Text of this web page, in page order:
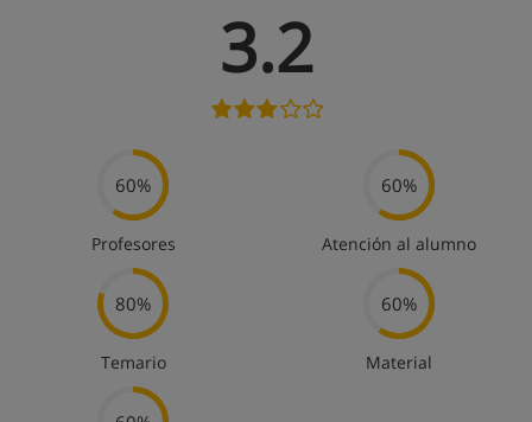
3.2
60%
Profesores
60%
Atención al alumno
80%
Temario
60%
Material